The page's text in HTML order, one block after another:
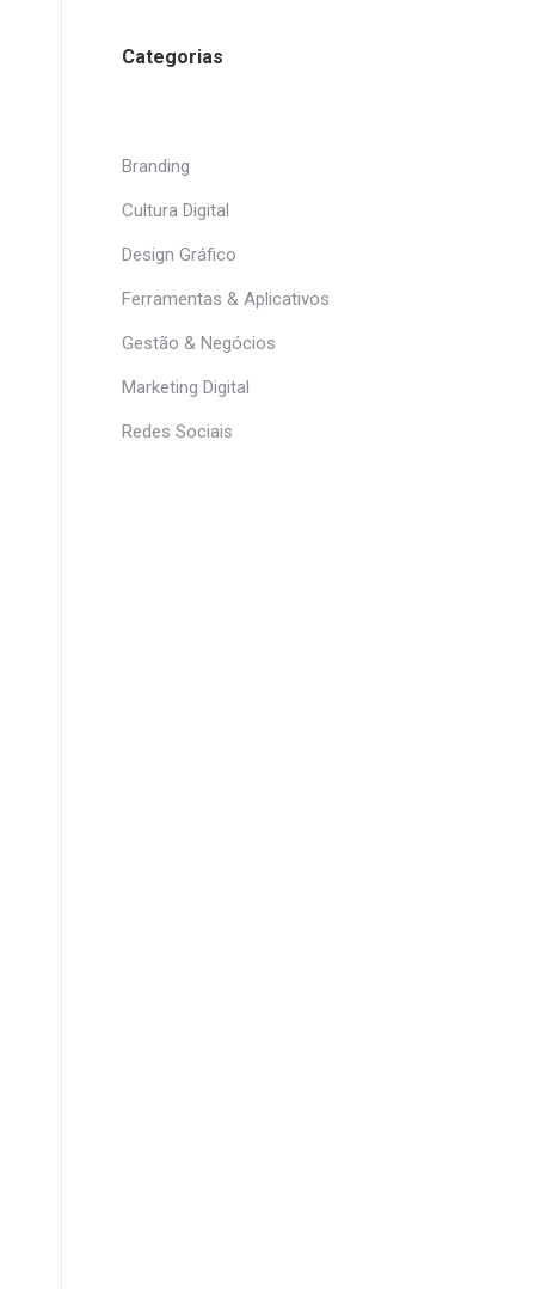
Categorias
Branding
Cultura Digital
Design Gráfico
Ferramentas & Aplicativos
Gestão & Negócios
Marketing Digital
Redes Sociais